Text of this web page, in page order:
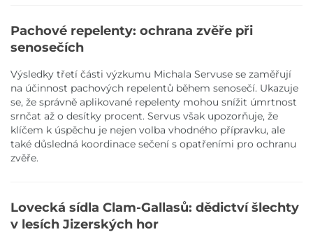
Pachové repelenty: ochrana zvěře při
senosečích
Výsledky třetí části výzkumu Michala Servuse se zaměřují
na účinnost pachových repelentů během senosečí. Ukazuje
se, že správně aplikované repelenty mohou snížit úmrtnost
srnčat až o desítky procent. Servus však upozorňuje, že
klíčem k úspěchu je nejen volba vhodného přípravku, ale
také důsledná koordinace sečení s opatřeními pro ochranu
zvěře.
Lovecká sídla Clam-Gallasů: dědictví šlechty
v lesích Jizerských hor